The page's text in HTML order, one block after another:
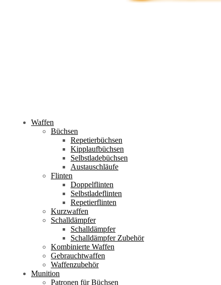
Waffen
Büchsen
Repetierbüchsen
Kipplaufbüchsen
Selbstladebüchsen
Austauschläufe
Flinten
Doppelflinten
Selbstladeflinten
Repetierflinten
Kurzwaffen
Schalldämpfer
Schalldämpfer
Schalldämpfer Zubehör
Kombinierte Waffen
Gebrauchtwaffen
Waffenzubehör
Munition
Patronen für Büchsen